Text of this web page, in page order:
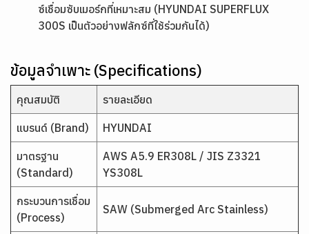
ซ์เชื่อมซับเมอร์กที่เหมาะสม (HYUNDAI SUPERFLUX
300S เป็นตัวอย่างฟลักซ์ที่ใช้ร่วมกันได้)
ข้อมูลจำเพาะ (Specifications)
คุณสมบัติ รายละเอียด
แบรนด์ (Brand) HYUNDAI
มาตรฐาน
(Standard)
AWS A5.9 ER308L / JIS Z3321
YS308L
กระบวนการเชื่อม
(Process)
SAW (Submerged Arc Stainless)